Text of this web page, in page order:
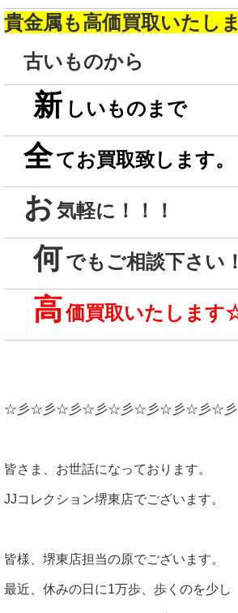
貴金属も高価買取いたしま
古いものから
新 しいものまで
全てお買取致します。
お気軽に！！！
何でもご相談下さい！
高価買取いたします
☆彡☆彡☆彡☆彡☆彡☆彡☆彡☆彡☆
皆さま、お世話になっております。
JJコレクション堺東店でございます。
皆様、堺東店担当の原でございます。
最近、休みの日に1万歩、歩くのを少し